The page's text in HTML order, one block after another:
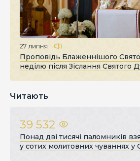
27 липня
Проповідь Блаженнішого
неділю після Зіслання Святого
Читають
39 532
Понад дві тисячі паломників
у сотих молитовних чуваннях у